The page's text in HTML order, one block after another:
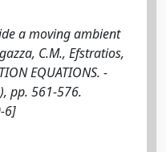
a moving ambient
C.M., Efstratios,
EQUATIONS. -
pp. 561-576.
6]